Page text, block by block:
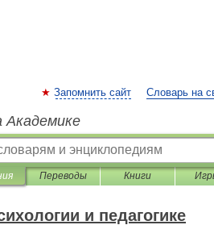
Запомнить сайт Словарь на
Академике
Переводы Книги
и педагогике